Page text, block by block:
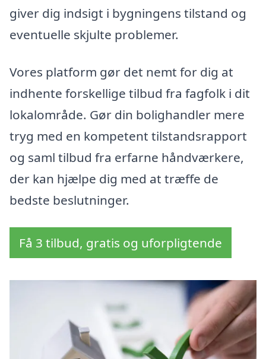
giver dig indsigt i bygningens tilstand og
eventuelle skjulte problemer.
Vores platform gør det nemt for dig at
indhente forskellige tilbud fra fagfolk i dit
lokalområde. Gør din bolighandler mere
tryg med en kompetent tilstandsrapport
og saml tilbud fra erfarne håndværkere,
der kan hjælpe dig med at træffe de
bedste beslutninger.
Få 3 tilbud, gratis og uforpligtende